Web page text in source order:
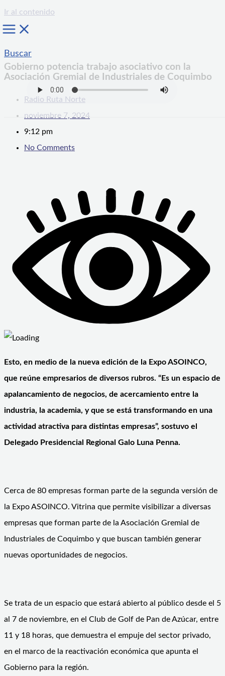
Ir al contenido
Buscar
Gobierno potencia trabajo asociativo con la
Asociación Gremial de Industriales de Coquimbo
Radio Ruta Norte
noviembre 7, 2024
9:12 pm
No Comments
Esto, en medio de la nueva edición de la Expo ASOINCO,
que reúne empresarios de diversos rubros. “Es un espacio de
apalancamiento de negocios, de acercamiento entre la
industria, la academia, y que se está transformando en una
actividad atractiva para distintas empresas”, sostuvo el
Delegado Presidencial Regional Galo Luna Penna.
Cerca de 80 empresas forman parte de la segunda versión de
la Expo ASOINCO. Vitrina que permite visibilizar a diversas
empresas que forman parte de la Asociación Gremial de
Industriales de Coquimbo y que buscan también generar
nuevas oportunidades de negocios.
Se trata de un espacio que estará abierto al público desde el 5
al 7 de noviembre, en el Club de Golf de Pan de Azúcar, entre
11 y 18 horas, que demuestra el empuje del sector privado,
en el marco de la reactivación económica que apunta el
Gobierno para la región.